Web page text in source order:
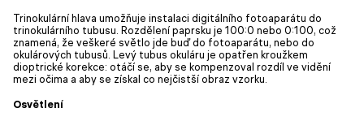
Trinokulární hlava umožňuje instalaci digitálního fotoaparátu do
trinokulárního tubusu. Rozdělení paprsku je 100:0 nebo 0:100, což
znamená, že veškeré světlo jde buď do fotoaparátu, nebo do
okulárových tubusů. Levý tubus okuláru je opatřen kroužkem
dioptrické korekce: otáčí se, aby se kompenzoval rozdíl ve vidění
mezi očima a aby se získal co nejčistší obraz vzorku.
Osvětlení